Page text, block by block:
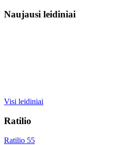
Naujausi leidiniai
Visi leidiniai
Ratilio
Ratilio 55